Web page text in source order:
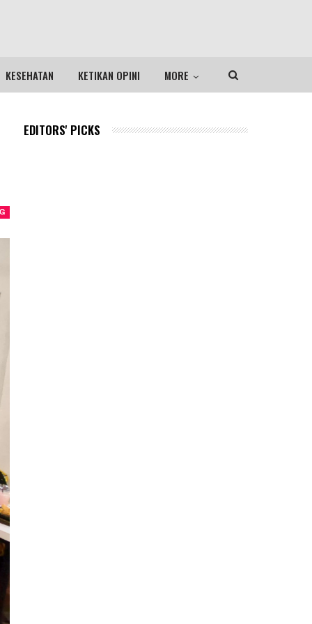
KESEHATAN KETIKAN OPINI MORE
EDITORS' PICKS